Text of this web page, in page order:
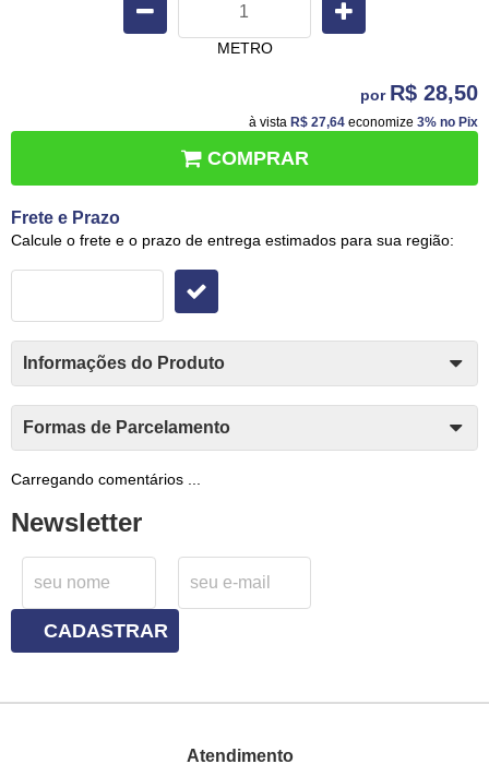
METRO
por R$ 28,50
à vista R$ 27,64 economize 3% no Pix
COMPRAR
Frete e Prazo
Calcule o frete e o prazo de entrega estimados para sua região:
Informações do Produto
Formas de Parcelamento
Carregando comentários ...
Newsletter
CADASTRAR
Atendimento